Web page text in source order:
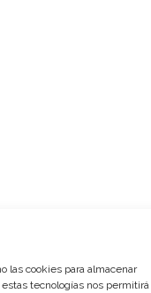
las cookies para almacenar
tecnologías nos permitirá